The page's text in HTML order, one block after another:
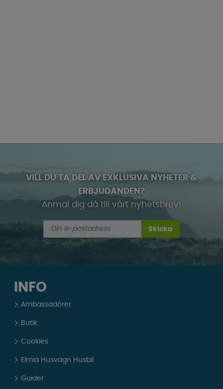
VILL DU TA DEL AV EXKLUSIVA NYHETER &
ERBJUDANDEN?
Anmäl dig då till vårt nyhetsbrev!
Skicka
INFO
Ambassadörer
Butik
Cookies
Elmia Husvagn Husbil
Guider